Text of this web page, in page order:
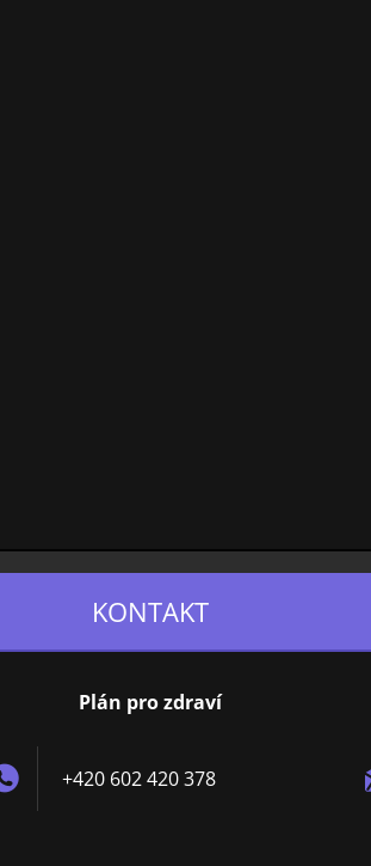
KONTAKT
Plán pro zdraví
+420 602 420 378